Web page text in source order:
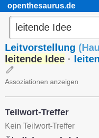
openthesaurus.de
Leitvorstellung (
leitende Idee ·
Assoziationen anzeigen
Teilwort-Treffer
Kein Teilwort-Treffer